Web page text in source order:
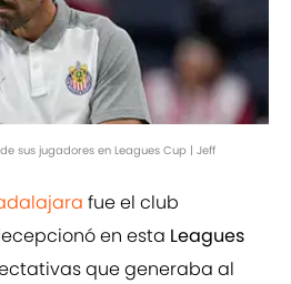
sus jugadores en Leagues Cup | Jeff
fue el club
en esta Leagues
que generaba al